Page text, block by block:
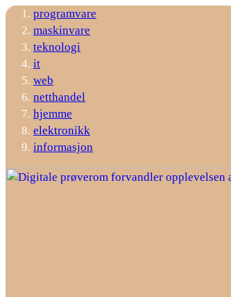
programvare
maskinvare
teknologi
it
web
netthandel
hjemme
elektronikk
informasjon